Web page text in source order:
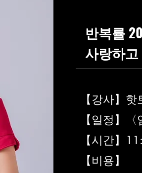
반복률
사랑하
【강사】
【일정】
【시간】
【비용】